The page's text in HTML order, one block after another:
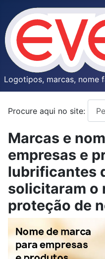
Logotipos, marcas, nome
Procure aqui no site:
Marcas e
empresas e
lubrificantes
solicitaram o
proteção de